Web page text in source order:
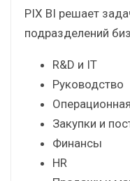
PIX BI решает
подразделений
R&D и IT
Руководство
Закупки и
Финансы
HR